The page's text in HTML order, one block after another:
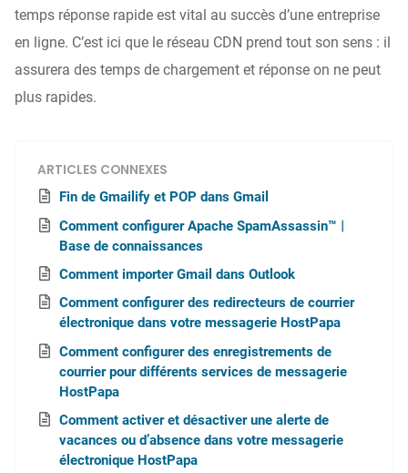
temps réponse rapide est vital au succès d’une entreprise
en ligne. C’est ici que le réseau CDN prend tout son sens : il
assurera des temps de chargement et réponse on ne peut
plus rapides.
ARTICLES CONNEXES
Fin de Gmailify et POP dans Gmail
Comment configurer Apache SpamAssassin™︱
Base de connaissances
Comment importer Gmail dans Outlook
Comment configurer des redirecteurs de courrier
électronique dans votre messagerie HostPapa
Comment configurer des enregistrements de
courrier pour différents services de messagerie
HostPapa
Comment activer et désactiver une alerte de
vacances ou d’absence dans votre messagerie
électronique HostPapa